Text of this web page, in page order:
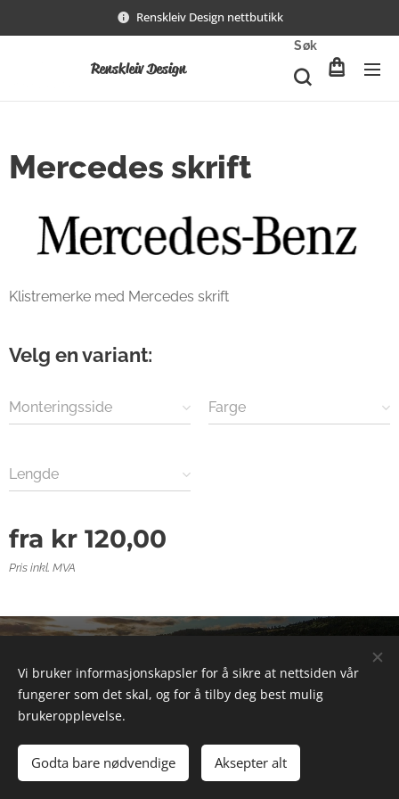
Renskleiv Design nettbutikk
Renskleiv Design
Søk
Mercedes skrift
Klistremerke med Mercedes skrift
Velg en variant:
Monteringsside Farge
Lengde
fra kr 120,00
Pris inkl. MVA
Legg til i handlekurven
Informasjonskapsler
Vi bruker informasjonskapsler for å sikre at nettsiden vår
fungerer som det skal, og for å tilby deg best mulig
brukeropplevelse.
Godta bare nødvendige Aksepter alt